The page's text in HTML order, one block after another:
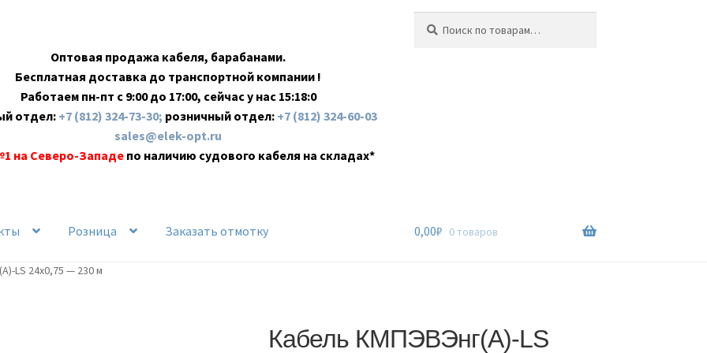
Оптовая продажа кабеля, барабанами.
Бесплатная доставка до транспортной компании !
Работаем пн-пт с 9:00 до 17:00, сейчас у нас 15:18:1
отдел: +7 (812) 324-73-30; розничный отдел: +7 (812) 324-60-03
sales@elek-opt.ru
на Северо-Западе по наличию судового кабеля на складах*
Розница Заказать отмотку 0,00₽ 0 товаров
LS 24х0,75 — 230 м
Кабель КМПЭВЭнг(А)-LS